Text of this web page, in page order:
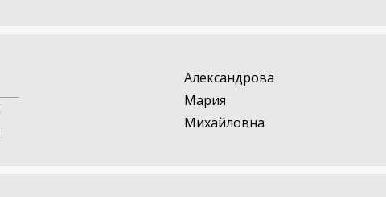
Александрова
Мария
Михайловна